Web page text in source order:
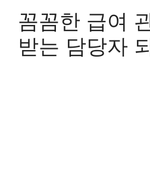
꼼꼼한 급여
받는 담당자